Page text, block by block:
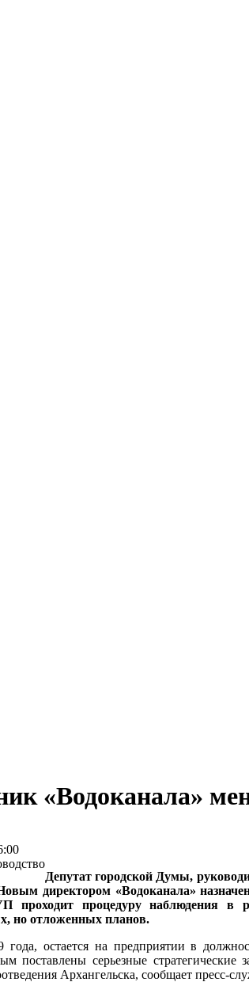
«Водоканала»
Депутат городской Думы,
директором «Водоканала»
процедуру наблюдения в
но отложенных планов.
остается на предприятии в
серьезные стратегические
Архангельска, сообщает пресс-